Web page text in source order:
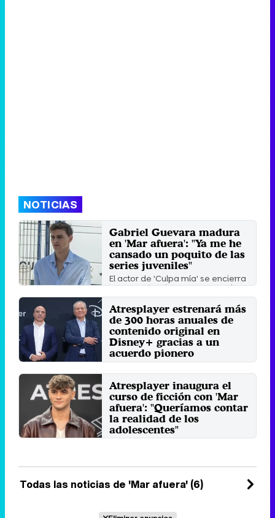
NOTICIAS
Gabriel Guevara madura
en 'Mar afuera': "Ya me he
cansado un poquito de las
series juveniles"
El actor de 'Culpa mía' se encierra
en un centro de menores en el
drama original de ...
Domingo 21 Septiembre 2025 08:55
(hace 1 minuto)
Atresplayer estrenará más
de 300 horas anuales de
contenido original en
Disney+ gracias a un
acuerdo pionero
Las dos compañías han firmado
un acuerdo histórico para el
mercado español que sigue ...
Lunes 8 Septiembre 2025 13:20
(hace 14 minutos)
Atresplayer inaugura el
curso de ficción con 'Mar
afuera': "Queríamos contar
la realidad de los
adolescentes"
(hace 1 minuto)
Todas las noticias de 'Mar afuera' (6)